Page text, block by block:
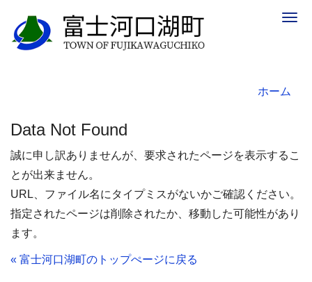
ホーム
Data Not Found
誠に申し訳ありませんが、要求されたページを表示するこ
とが出来ません。
URL、ファイル名にタイプミスがないかご確認ください。
指定されたページは削除されたか、移動した可能性があり
ます。
« 富士河口湖町のトップぺージに戻る